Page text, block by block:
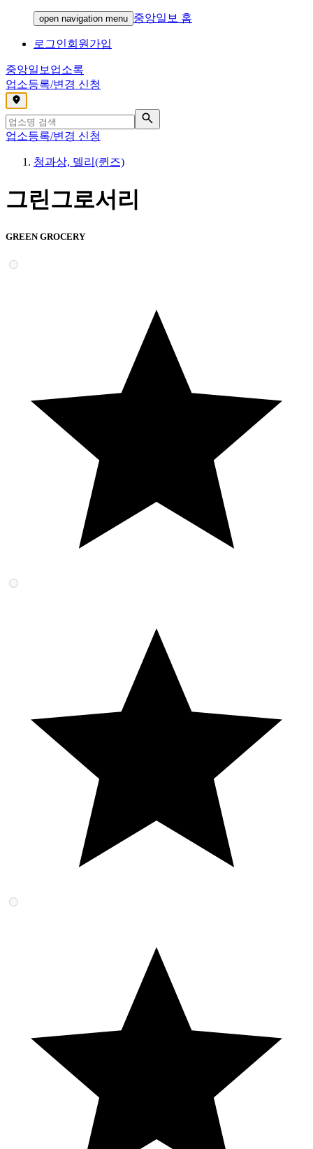
open navigation menu 중앙일보 홈
로그인회원가입
중앙일보 업소록
업소등록/변경 신청
,
업소등록/변경 신청
청과상, 델리(퀸즈)
그린그로서리
GREEN GROCERY